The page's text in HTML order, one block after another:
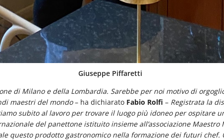
Giuseppe Piffaretti
di Milano e della Lombardia. Sarebbe per noi motivo di
maestri del mondo– ha dichiarato Fabio Rolfi – Registrata la
subito al lavoro per trovare il luogo più idoneo per ospitare
del panettone istituito insieme all’associazione Maestro
questo prodotto gastronomico nella formazione dei futuri chef.